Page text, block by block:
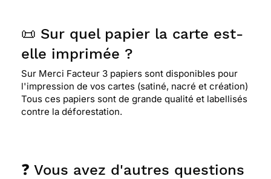
📜 Sur quel papier la carte est-
elle imprimée ?
Sur Merci Facteur 3 papiers sont disponibles pour
l'impression de vos cartes (satiné, nacré et création)
Tous ces papiers sont de grande qualité et labellisés
contre la déforestation.
❓ Vous avez d'autres questions